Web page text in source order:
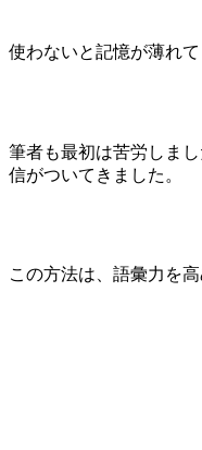
使わないと記憶が薄れ
筆者も最初は苦労しま
信がついてきました。
この方法は、語彙力を